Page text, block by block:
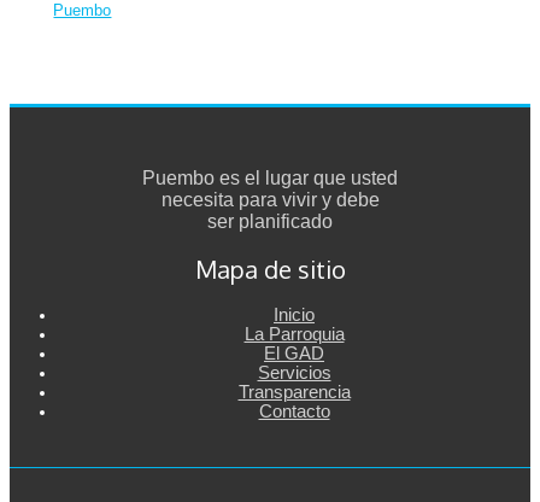
Puembo
Puembo es el lugar que usted
necesita para vivir y debe
ser planificado
Mapa de sitio
Inicio
La Parroquia
El GAD
Servicios
Transparencia
Contacto